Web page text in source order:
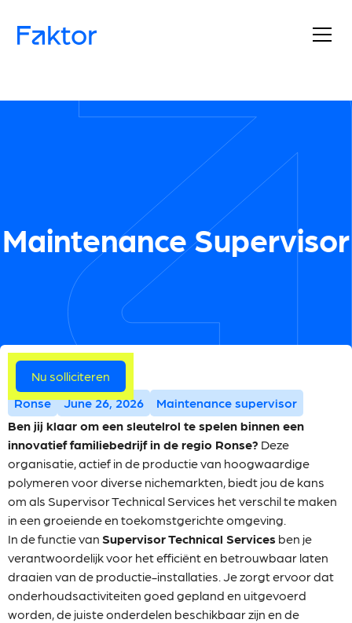
Maintenance Supervisor
Meer vacatures
Ronse June 26, 2026
Maintenance supervisor
Ben jij klaar om een sleutelrol te spelen binnen een
innovatief familiebedrijf in de regio Ronse? Deze
organisatie, actief in de productie van hoogwaardige
polymeren voor diverse nichemarkten, biedt jou de kans
om als Supervisor Technical Services het verschil te maken
in een groeiende en toekomstgerichte omgeving.
In de functie van Supervisor Technical Services ben je
verantwoordelijk voor het efficiënt en betrouwbaar laten
draaien van de productie-installaties. Je zorgt ervoor dat
onderhoudsactiviteiten goed gepland en uitgevoerd
worden, de juiste onderdelen beschikbaar zijn en de
Nu solliciteren